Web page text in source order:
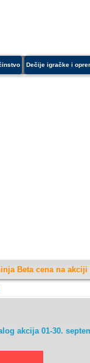
Dečije igračke i
Beta cena na akciji
akcija 01-30.